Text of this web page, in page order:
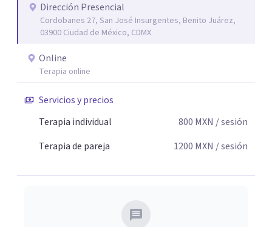
Dirección Presencial
Cordobanes 27, San José Insurgentes, Benito Juárez,
03900 Ciudad de México, CDMX
Online
Terapia online
Servicios y precios
Terapia individual
800 MXN / sesión
Terapia de pareja
1200 MXN / sesión